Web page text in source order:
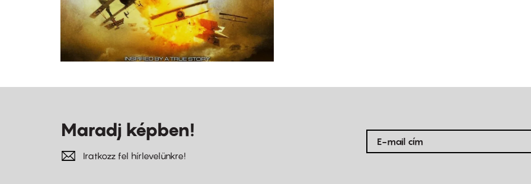
Maradj képben!
Iratkozz fel hírlevelünkre!